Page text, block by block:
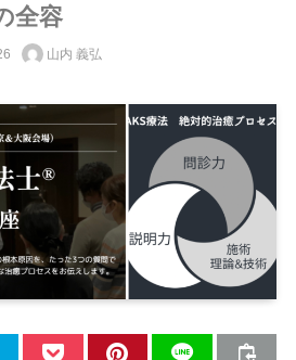
全容
山内 義弘